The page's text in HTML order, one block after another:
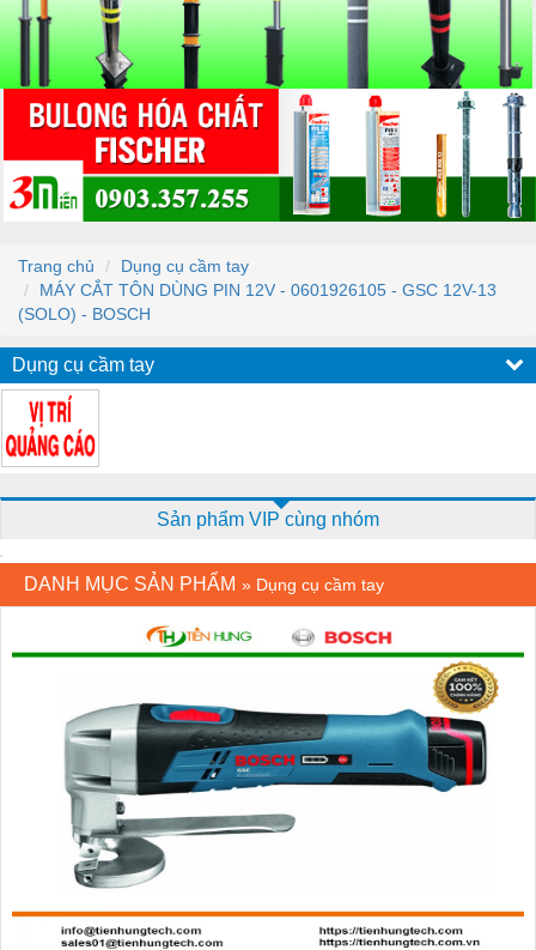
Trang chủ
Dụng cụ cầm tay
MÁY CẮT TÔN DÙNG PIN 12V - 0601926105 - GSC 12V-13
(SOLO) - BOSCH
Dụng cụ cầm tay
Sản phẩm VIP cùng nhóm
DANH MỤC SẢN PHẨM » Dụng cụ cầm tay